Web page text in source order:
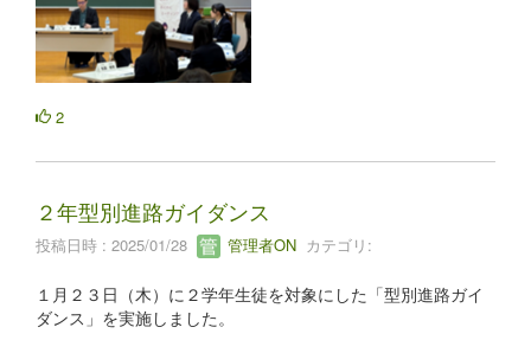
2
２年型別進路ガイダンス
投稿日時 : 2025/01/28 管理者ON カテゴリ:
１月２３日（木）に２学年生徒を対象にした「型別進路ガイ
ダンス」を実施しました。